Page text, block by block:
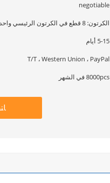
negotiable
الكرتون: 8 قطع في الكرتون الرئيسي واحد
5-15 أيام
T/T ، Western Union ، PayPal
8000pcs في الشهر